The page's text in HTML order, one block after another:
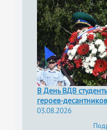
В День ВДВ
героев-десантников
03.08.2026